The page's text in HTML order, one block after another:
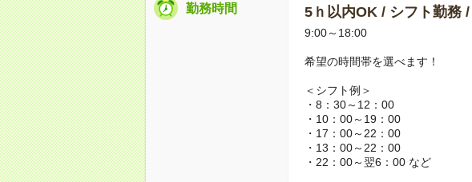
勤務時間 5ｈ以内OK / シフト勤務
9:00～18:00
希望の時間帯を選べます！
＜シフト例＞
・8：30～12：00
・10：00～19：00
・17：00～22：00
・13：00～22：00
・22：00～翌6：00 など